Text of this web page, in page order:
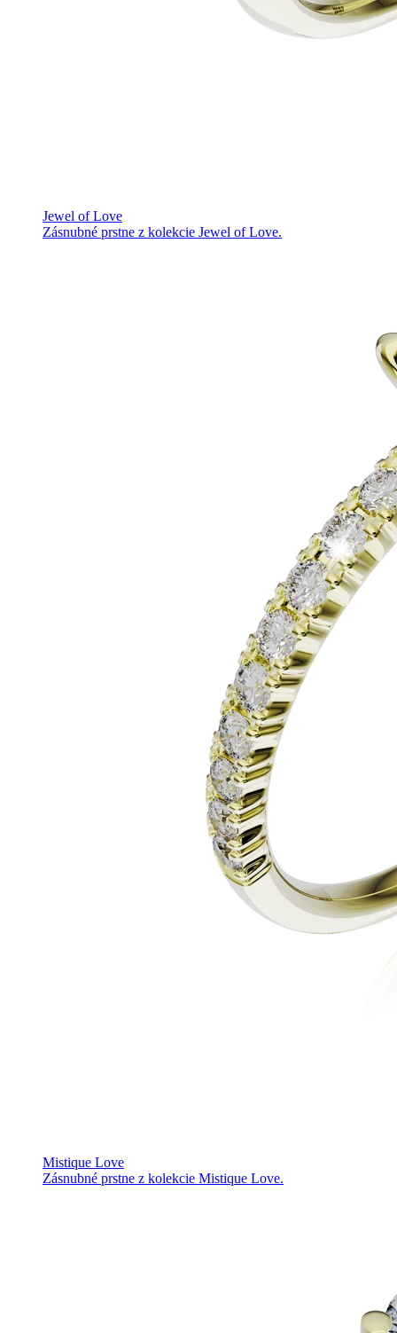
Jewel of Love
Zásnubné prstne z kolekcie Jewel of Love.
Mistique Love
Zásnubné prstne z kolekcie Mistique Love.